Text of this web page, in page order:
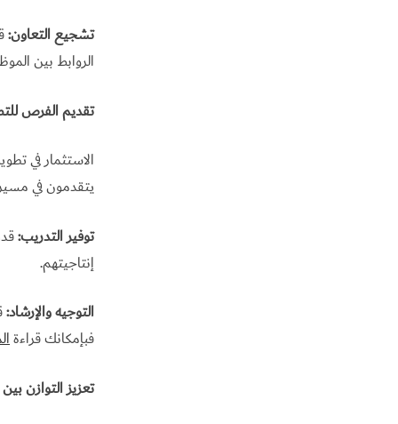
تشجيع التعاون:
الروابط بين
تقديم الفرص
الاستثمار في
يتقدمون في
توفير التدريب:
إنتاجيتهم.
التوجيه والإرشاد:
فبإمكانك قراءة
تعزيز التوازن